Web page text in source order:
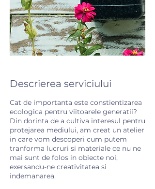
Descrierea serviciului
Cat de importanta este constientizarea
ecologica pentru viitoarele generatii?
Din dorinta de a cultiva interesul pentru
protejarea mediului, am creat un atelier
in care vom descoperi cum putem
tranforma lucruri si materiale ce nu ne
mai sunt de folos in obiecte noi,
exersandu-ne creativitatea si
indemanarea.